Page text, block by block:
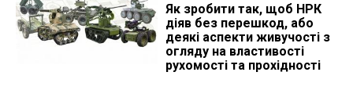
Як зробити так, щоб НРК
діяв без перешкод, або
деякі аспекти живучості з
огляду на властивості
рухомості та прохідності